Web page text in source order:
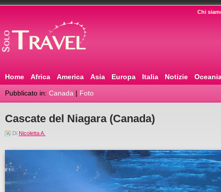
Chi
Home Africa America Asia Europa Italia Notizie
Pubblicato in: Canada | Foto
Cascate del Niagara (Canada)
Di Nicoletta A.